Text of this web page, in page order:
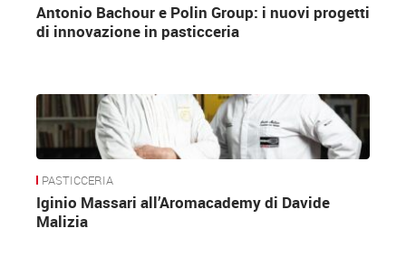
Antonio Bachour e Polin Group: i nuovi progetti
di innovazione in pasticceria
PASTICCERIA
Iginio Massari all’Aromacademy di Davide
Malizia